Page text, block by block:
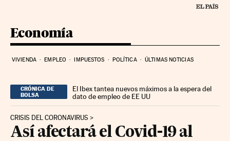
Economía
VIVIENDA EMPLEO IMPUESTOS POLÍTICA ÚLTIMAS NOTICIAS
CRÓNICA DE
BOLSA
El Ibex tantea nuevos máximos a la espera del
dato de empleo de EE UU
CRISIS DEL CORONAVIRUS
Así afectará el Covid-19 al